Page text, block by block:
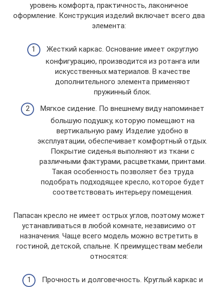
уровень комфорта, практичность, лаконичное
оформление. Конструкция изделий включает всего два
элемента:
Жесткий каркас. Основание имеет округлую
конфигурацию, производится из ротанга или
искусственных материалов. В качестве
дополнительного элемента применяют
пружинный блок.
Мягкое сидение. По внешнему виду напоминает
большую подушку, которую помещают на
вертикальную раму. Изделие удобно в
эксплуатации, обеспечивает комфортный отдых.
Покрытие сиденья выполняют из ткани с
различными фактурами, расцветками, принтами.
Такая особенность позволяет без труда
подобрать подходящее кресло, которое будет
соответствовать интерьеру помещения.
Папасан кресло не имеет острых углов, поэтому может
устанавливаться в любой комнате, независимо от
назначения. Чаще всего модель можно встретить в
гостиной, детской, спальне. К преимуществам мебели
относятся:
Прочность и долговечность. Круглый каркас и